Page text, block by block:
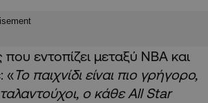
που εντοπίζει μεταξύ ΝΒΑ και
«Το παιχνίδι είναι πιο γρήγορο,
ο κάθε All Star